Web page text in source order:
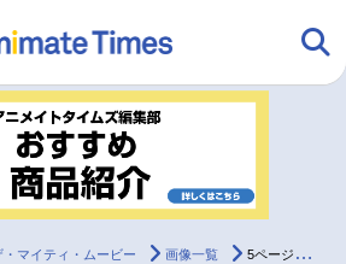
キング アニメ
グッズ
マイティ・ムービー 画像一覧 5ページ目 パウ・パトロール ザ・マイティ・ムービーの画像をまとめました